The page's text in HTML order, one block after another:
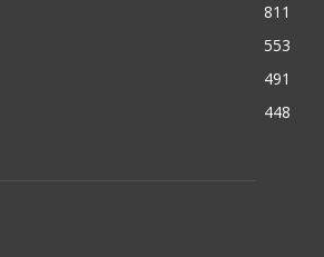
811
553
491
448